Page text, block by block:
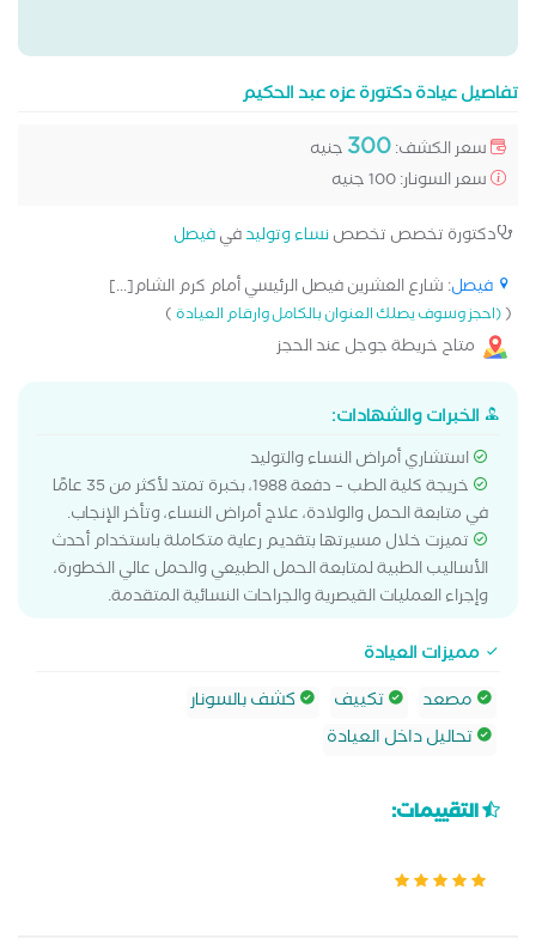
تفاصيل عيادة دكتورة عزه عبد الحكيم
سعر الكشف:300 جنيه
سعر السونار: 100 جنيه
دكتورة تخصص تخصصنساء وتوليدفيفيصل
فيصل: شارع العشرين فيصل الرئيسي أمام كرم الشام[...]
((احجز وسوف يصلك العنوان بالكامل وارقام العيادة)
متاح خريطة جوجل عند الحجز
الخبرات والشهادات:
استشاري أمراض النساء والتوليد
خريجة كلية الطب – دفعة 1988، بخبرة تمتد لأكثر من 35 عامًا
في متابعة الحمل والولادة، علاج أمراض النساء، وتأخر الإنجاب.
تميزت خلال مسيرتها بتقديم رعاية متكاملة باستخدام أحدث
الأساليب الطبية لمتابعة الحمل الطبيعي والحمل عالي الخطورة،
وإجراء العمليات القيصرية والجراحات النسائية المتقدمة.
مميزات العيادة
مصعد
تكييف
كشف بالسونار
تحاليل داخل العيادة
التقييمات: